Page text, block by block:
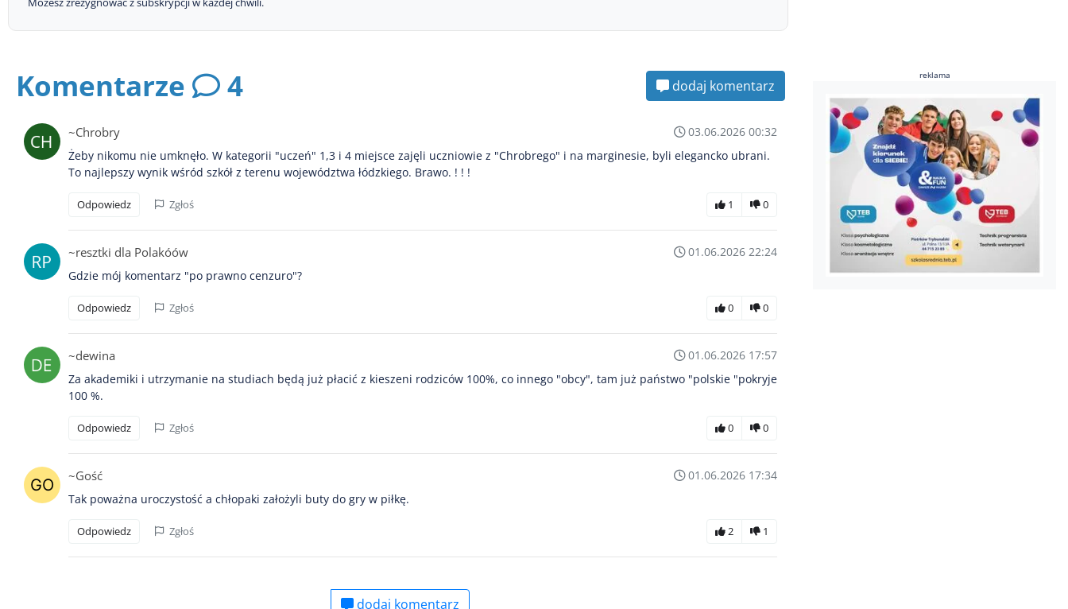
Komentarze 4 dodaj komentarz
~Chrobry
03.06.2026 00:32
Żeby nikomu nie umknęło. W kategorii "uczeń" 1,3 i 4 miejsce zajęli uczniowie z "Chrobrego" i na marginesie, byli elegancko ubrani.
To najlepszy wynik wśród szkół z terenu województwa łódzkiego. Brawo. ! ! !
Odpowiedz Zgłoś 1 0
~resztki dla Polakóów
01.06.2026 22:24
Gdzie mój komentarz "po prawno cenzuro"?
Odpowiedz Zgłoś 0 0
~dewina
01.06.2026 17:57
Za akademiki i utrzymanie na studiach będą już płacić z kieszeni rodziców 100%, co innego "obcy", tam już państwo "polskie "pokryje
100 %.
Odpowiedz Zgłoś 0 0
~Gość
01.06.2026 17:34
Tak poważna uroczystość a chłopaki założyli buty do gry w piłkę.
Odpowiedz Zgłoś 2 1
dodaj komentarz
reklama